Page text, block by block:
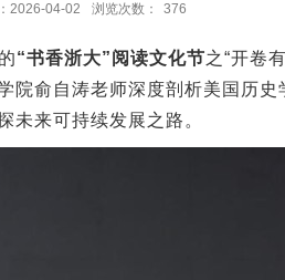
2026-04-02 浏览次数： 376
“书香浙大”阅读文化节之“开卷
俞自涛老师深度剖析美国历
未来可持续发展之路。